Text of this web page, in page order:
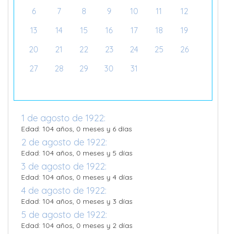
6
7 8 9 10 11
12
13
14 15 16 17 18
19
20
21 22 23 24 25
26
27
28 29 30 31
1 de agosto de 1922:
Edad: 104 años, 0 meses y 6 días
2 de agosto de 1922:
Edad: 104 años, 0 meses y 5 días
3 de agosto de 1922:
Edad: 104 años, 0 meses y 4 días
4 de agosto de 1922:
Edad: 104 años, 0 meses y 3 días
5 de agosto de 1922:
Edad: 104 años, 0 meses y 2 días